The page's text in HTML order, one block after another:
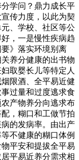
学问？鼎力成长平
传力度，以此为契
、学校、社区等公
，一是慢性疾病趋
》落实环境别离
养分健康的出书物
取婴长儿等特定人
限酒、全平易近健
过量和过度逃求食
产物养分向逃求布
，糊口和工做节拍
的发病率。由出产
不健康的糊口体例
平安和提拔全平易
平易近养分需求相